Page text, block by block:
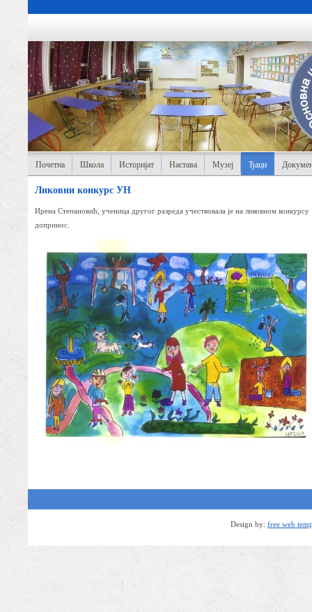
Почетна Школа Историјат Настава Музеј Ђаци
Ликовни конкурс УН
Ирена Степановић, ученица другог разреда учествовала је на ликовном
допринос.
Design by: free web